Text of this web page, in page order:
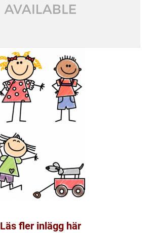
Läs fler inlägg här